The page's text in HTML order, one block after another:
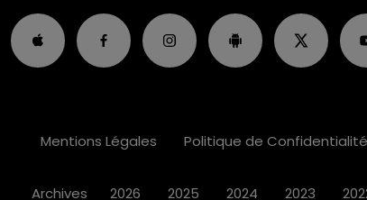
Mentions Légales Politique de Confidentialité
Archives 2026 2025 2024 2023